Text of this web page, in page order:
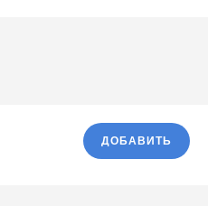
ДОБАВИТЬ